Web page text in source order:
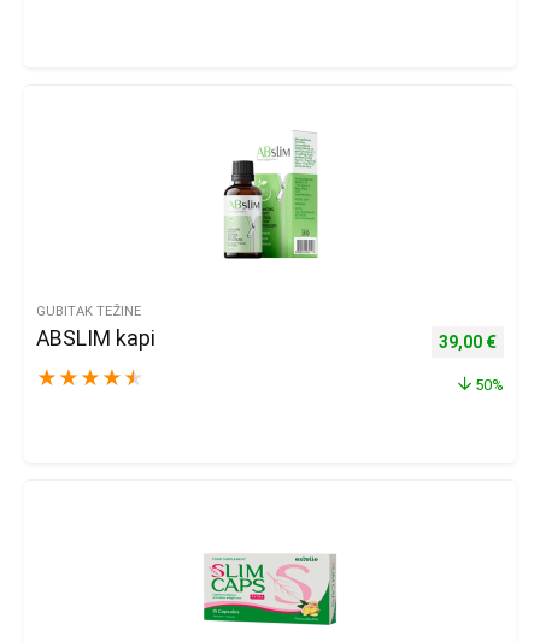
GUBITAK TEŽINE
ABSLIM kapi
★ ★ ★ ★ ★
Izvorna
39,00 €
50%